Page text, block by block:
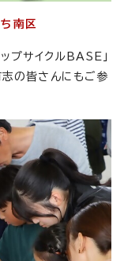
南区
プサイクルBASE」
の皆さんにもご参